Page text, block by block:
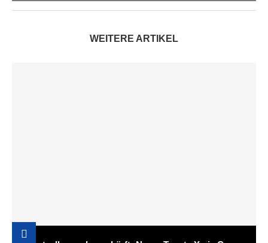
WEITERE ARTIKEL